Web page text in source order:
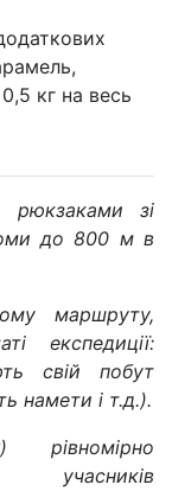
кг на весь
зі
до 800 м в
маршруту,
експедиції:
свій побут
намети і т.д.).